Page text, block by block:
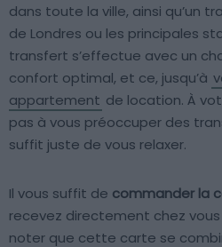
dans toute la ville, ainsi qu’un
de Londres ou les principales
transfert s’effectue avec un
confort optimal, et ce, jusqu’à
appartement de location. À
pas à vous préoccuper des
suffit juste de vous relaxer.
Il vous suffit de commander la
recevez directement chez
noter que cette carte se